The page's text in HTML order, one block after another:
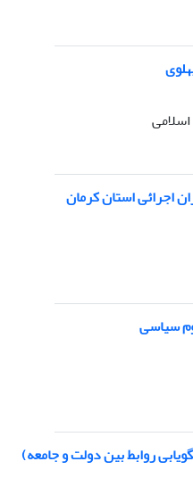
اجرائی استان کرمان
سیاسی
روابط بین دولت و جامعه)